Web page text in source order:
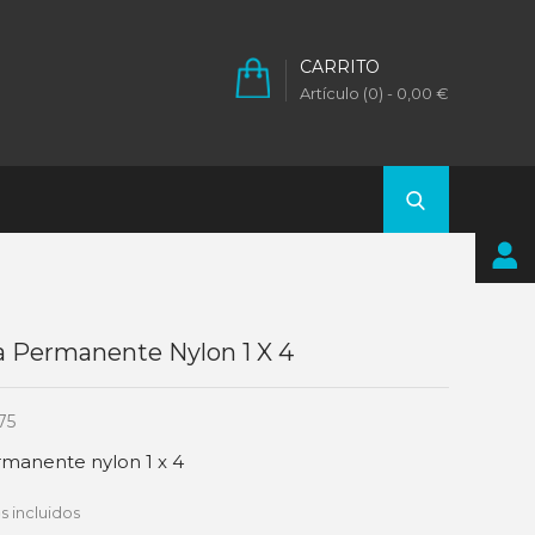
CARRITO
Artículo (0) - 0,00 €
Permanente Nylon 1 X 4
nylon 1 x 4
incluidos